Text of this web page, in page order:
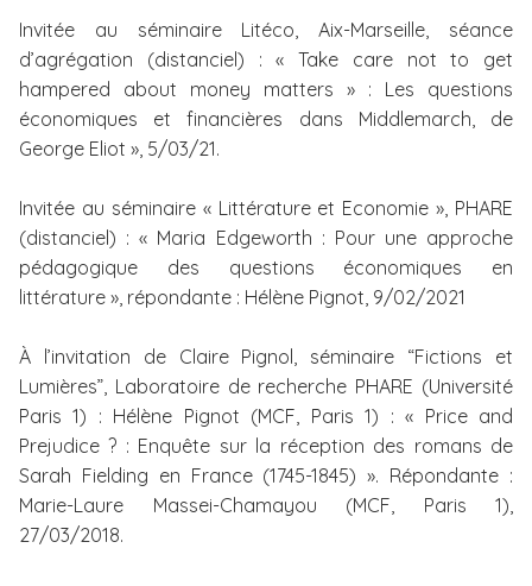
Invitée au séminaire Litéco, Aix-Marseille, séance
d’agrégation (distanciel) : « Take care not to get
hampered about money matters » : Les questions
économiques et financières dans Middlemarch, de
George Eliot », 5/03/21.
Invitée au séminaire « Littérature et Economie », PHARE
(distanciel) : « Maria Edgeworth : Pour une approche
pédagogique des questions économiques en
littérature », répondante : Hélène Pignot, 9/02/2021
À l’invitation de Claire Pignol, séminaire “Fictions et
Lumières”, Laboratoire de recherche PHARE (Université
Paris 1) : Hélène Pignot (MCF, Paris 1) : « Price and
Prejudice ? : Enquête sur la réception des romans de
Sarah Fielding en France (1745-1845) ». Répondante :
Marie-Laure Massei-Chamayou (MCF, Paris 1),
27/03/2018.